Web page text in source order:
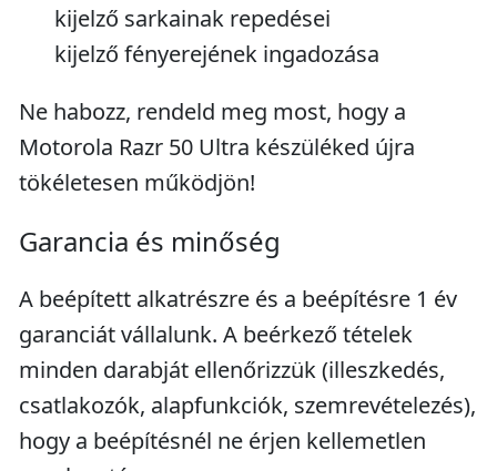
kijelző sarkainak repedései
kijelző fényerejének ingadozása
Ne habozz, rendeld meg most, hogy a
Motorola Razr 50 Ultra készüléked újra
tökéletesen működjön!
Garancia és minőség
A beépített alkatrészre és a beépítésre 1 év
garanciát vállalunk. A beérkező tételek
minden darabját ellenőrizzük (illeszkedés,
csatlakozók, alapfunkciók, szemrevételezés),
hogy a beépítésnél ne érjen kellemetlen